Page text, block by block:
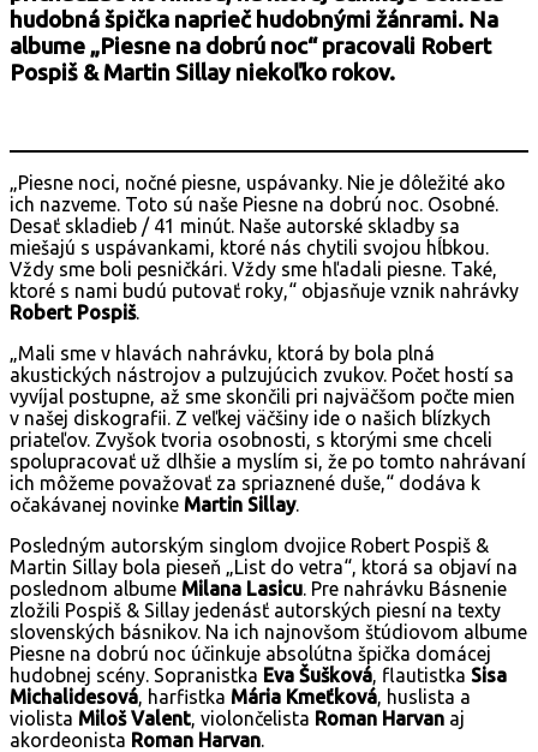
hudobná špička naprieč hudobnými žánrami. Na
albume „Piesne na dobrú noc“ pracovali Robert
Pospiš & Martin Sillay niekoľko rokov.
„Piesne noci, nočné piesne, uspávanky. Nie je dôležité ako
ich nazveme. Toto sú naše Piesne na dobrú noc. Osobné.
Desať skladieb / 41 minút. Naše autorské skladby sa
miešajú s uspávankami, ktoré nás chytili svojou hĺbkou.
Vždy sme boli pesničkári. Vždy sme hľadali piesne. Také,
ktoré s nami budú putovať roky,“ objasňuje vznik nahrávky
Robert Pospiš.
„Mali sme v hlavách nahrávku, ktorá by bola plná
akustických nástrojov a pulzujúcich zvukov. Počet hostí sa
vyvíjal postupne, až sme skončili pri najväčšom počte mien
v našej diskografii. Z veľkej väčšiny ide o našich blízkych
priateľov. Zvyšok tvoria osobnosti, s ktorými sme chceli
spolupracovať už dlhšie a myslím si, že po tomto nahrávaní
ich môžeme považovať za spriaznené duše,“ dodáva k
očakávanej novinke Martin Sillay.
Posledným autorským singlom dvojice Robert Pospiš &
Martin Sillay bola pieseň „List do vetra“, ktorá sa objaví na
poslednom albume Milana Lasicu. Pre nahrávku Básnenie
zložili Pospiš & Sillay jedenásť autorských piesní na texty
slovenských básnikov. Na ich najnovšom štúdiovom albume
Piesne na dobrú noc účinkuje absolútna špička domácej
hudobnej scény. Sopranistka Eva Šušková, flautistka Sisa
Michalidesová, harfistka Mária Kmeťková, huslista a
violista Miloš Valent, violončelista Roman Harvan aj
akordeonista Roman Harvan.